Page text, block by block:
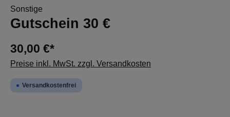
Sonstige
Gutschein 30 €
30,00 €*
Preise inkl. MwSt. zzgl. Versandkosten
Versandkostenfrei